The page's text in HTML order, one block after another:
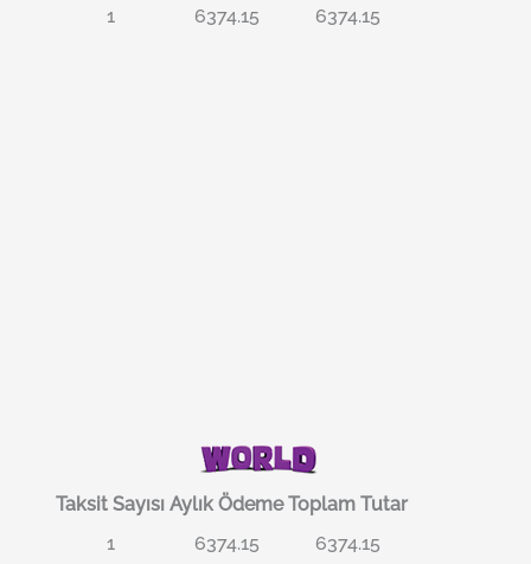
1
6374.15 6374.15
Taksit Sayısı Aylık Ödeme Toplam Tutar
1
6374.15 6374.15